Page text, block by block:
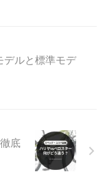
デルと標準モデ
底